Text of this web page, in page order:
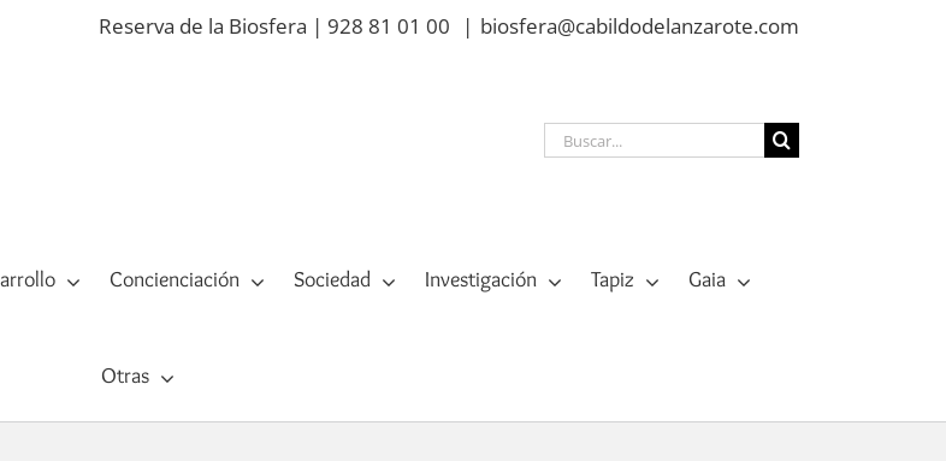
Reserva de la Biosfera | 928 81 01 00 | biosfera@cabildodelanzarote.com
Buscar:
Concienciación Sociedad Investigación Tapiz Gaia
Otras